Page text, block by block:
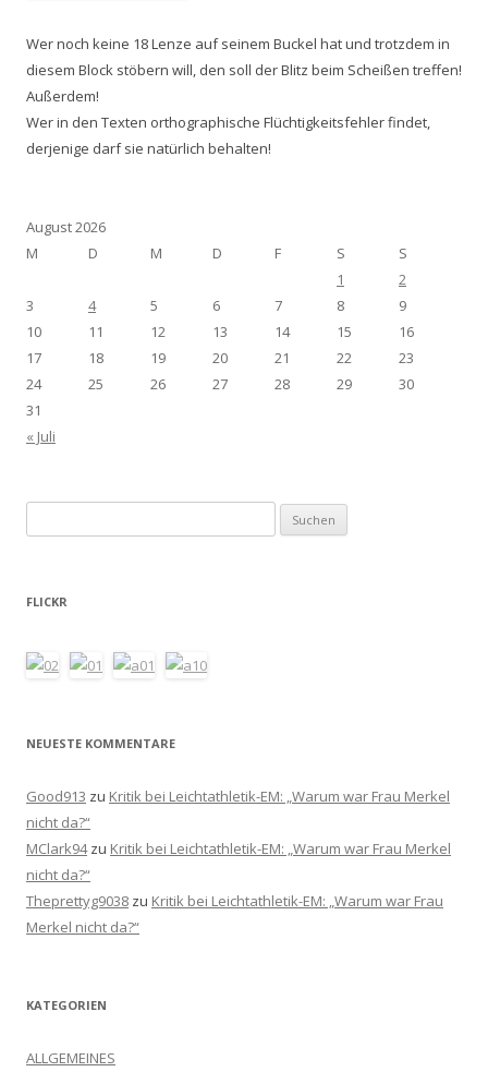
Wer noch keine 18 Lenze auf seinem Buckel hat und trotzdem in
diesem Block stöbern will, den soll der Blitz beim Scheißen treffen!
Außerdem!
Wer in den Texten orthographische Flüchtigkeitsfehler findet,
derjenige darf sie natürlich behalten!
August 2026
M
D M D F S
S
1
2
3
4 5 6 7 8
9
10
11 12 13 14 15
16
17
18 19 20 21 22
23
24
25 26 27 28 29
30
31
« Juli
nach:
FLICKR
NEUESTE KOMMENTARE
Good913 zu Kritik bei Leichtathletik-EM: „Warum war Frau Merkel
nicht da?“
MClark94zu Kritik bei Leichtathletik-EM: „Warum war Frau Merkel
nicht da?“
Theprettyg9038 zu Kritik bei Leichtathletik-EM: „Warum war Frau
Merkel nicht da?“
KATEGORIEN
ALLGEMEINES